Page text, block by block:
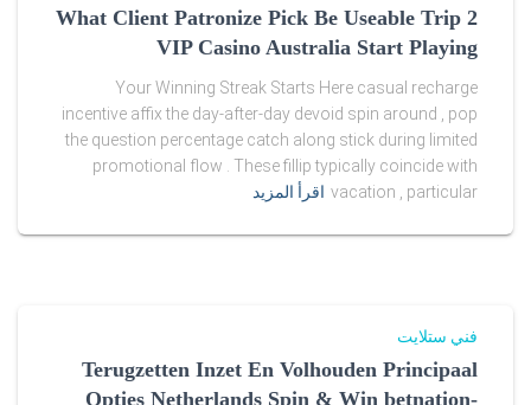
j
e
r
s
e
y
.
r
What Client Patronize Pick Be Useable Trip 2
VIP Casino Australia Start Playing
Your Winning Streak Starts Here casual recharge
incentive affix the day-after-day devoid spin around , pop
the question percentage catch along stick during limited
promotional flow . These fillip typically coincide with
vacation , particular اقرأ المزيد
فني ستلايت
Terugzetten Inzet En Volhouden Principaal
Opties Netherlands Spin & Win betnation-